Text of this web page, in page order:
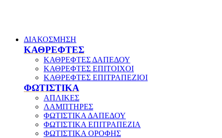
ΔΙΑΚΟΣΜΗΣΗ
ΚΑΘΡΕΦΤΕΣ
ΚΑΘΡΕΦΤΕΣ ΔΑΠΕΔΟΥ
ΚΑΘΡΕΦΤΕΣ ΕΠΙΤΟΙΧΟΙ
ΚΑΘΡΕΦΤΕΣ ΕΠΙΤΡΑΠΕΖΙΟΙ
ΦΩΤΙΣΤΙΚΑ
ΑΠΛΙΚΕΣ
ΛΑΜΠΤΗΡΕΣ
ΦΩΤΙΣΤΙΚΑ ΔΑΠΕΔΟΥ
ΦΩΤΙΣΤΙΚΑ ΕΠΙΤΡΑΠΕΖΙΑ
ΦΩΤΙΣΤΙΚΑ ΟΡΟΦΗΣ